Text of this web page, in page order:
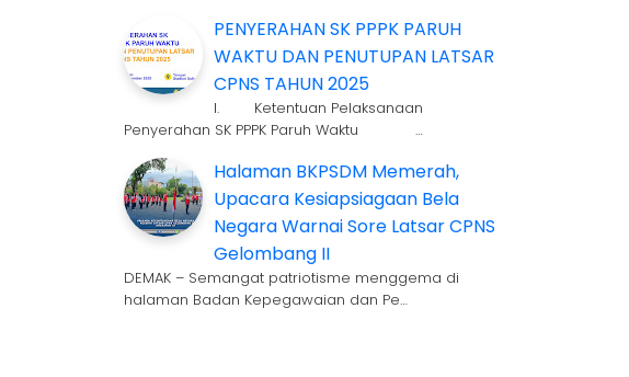
PENYERAHAN SK PPPK PARUH
WAKTU DAN PENUTUPAN LATSAR
CPNS TAHUN 2025
I. Ketentuan Pelaksanaan
Penyerahan SK PPPK Paruh Waktu …
Halaman BKPSDM Memerah,
Upacara Kesiapsiagaan Bela
Negara Warnai Sore Latsar CPNS
Gelombang II
DEMAK – Semangat patriotisme menggema di
halaman Badan Kepegawaian dan Pe…